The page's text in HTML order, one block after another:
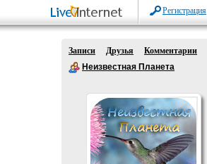
Регистрация
Записи Друзья
Комментарии
Неизвестная Планета